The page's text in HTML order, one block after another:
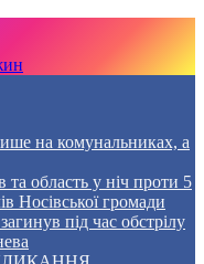
на комунальниках, а
та область у ніч проти 5
Носівської громади
під час обстрілу